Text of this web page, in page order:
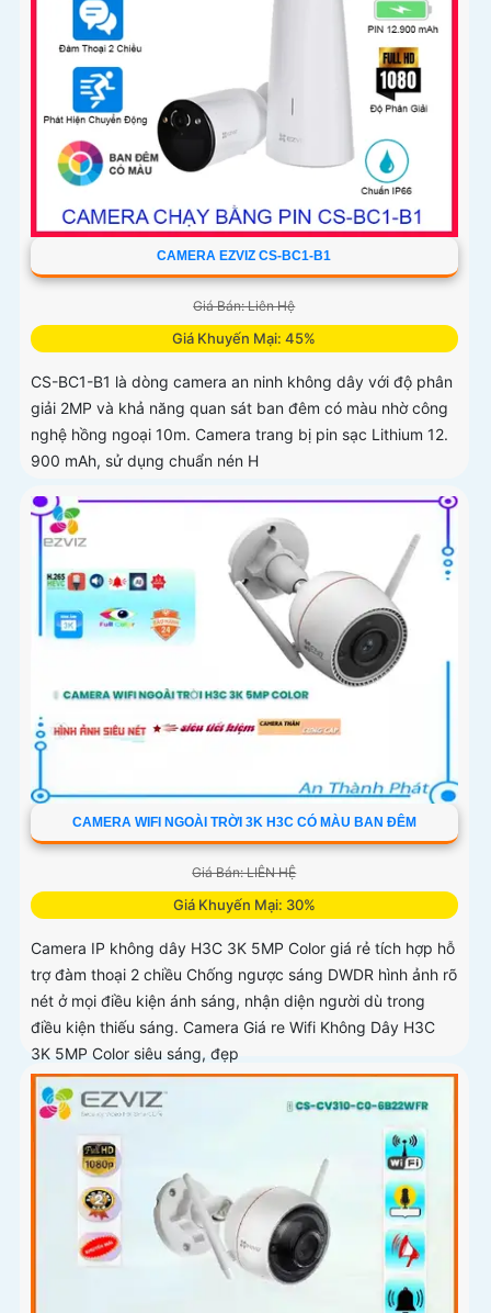
CAMERA EZVIZ CS-BC1-B1
Giá Bán: Liên Hệ
Giá Khuyến Mại: 45%
CS-BC1-B1 là dòng camera an ninh không dây với độ phân
giải 2MP và khả năng quan sát ban đêm có màu nhờ công
nghệ hồng ngoại 10m. Camera trang bị pin sạc Lithium 12.
900 mAh, sử dụng chuẩn nén H
CAMERA WIFI NGOÀI TRỜI 3K H3C CÓ MÀU BAN ĐÊM
Giá Bán: LIÊN HỆ
Giá Khuyến Mại: 30%
Camera IP không dây H3C 3K 5MP Color giá rẻ tích hợp hỗ
trợ đàm thoại 2 chiều Chống ngược sáng DWDR hình ảnh rõ
nét ở mọi điều kiện ánh sáng, nhận diện người dù trong
điều kiện thiếu sáng. Camera Giá re Wifi Không Dây H3C
3K 5MP Color siêu sáng, đẹp